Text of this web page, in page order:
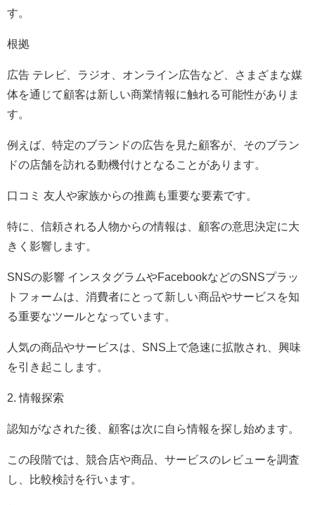
す。
根拠
広告 テレビ、ラジオ、オンライン広告など、さまざまな媒
体を通じて顧客は新しい商業情報に触れる可能性がありま
す。
例えば、特定のブランドの広告を見た顧客が、そのブラン
ドの店舗を訪れる動機付けとなることがあります。
口コミ 友人や家族からの推薦も重要な要素です。
特に、信頼される人物からの情報は、顧客の意思決定に大
きく影響します。
SNSの影響 インスタグラムやFacebookなどのSNSプラッ
トフォームは、消費者にとって新しい商品やサービスを知
る重要なツールとなっています。
人気の商品やサービスは、SNS上で急速に拡散され、興味
を引き起こします。
2. 情報探索
認知がなされた後、顧客は次に自ら情報を探し始めます。
この段階では、競合店や商品、サービスのレビューを調査
し、比較検討を行います。